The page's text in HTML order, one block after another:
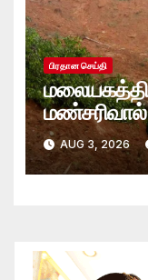
பிரதான செய்தி
மண்சரிவால்
மாயம்
AUG 3, 2026